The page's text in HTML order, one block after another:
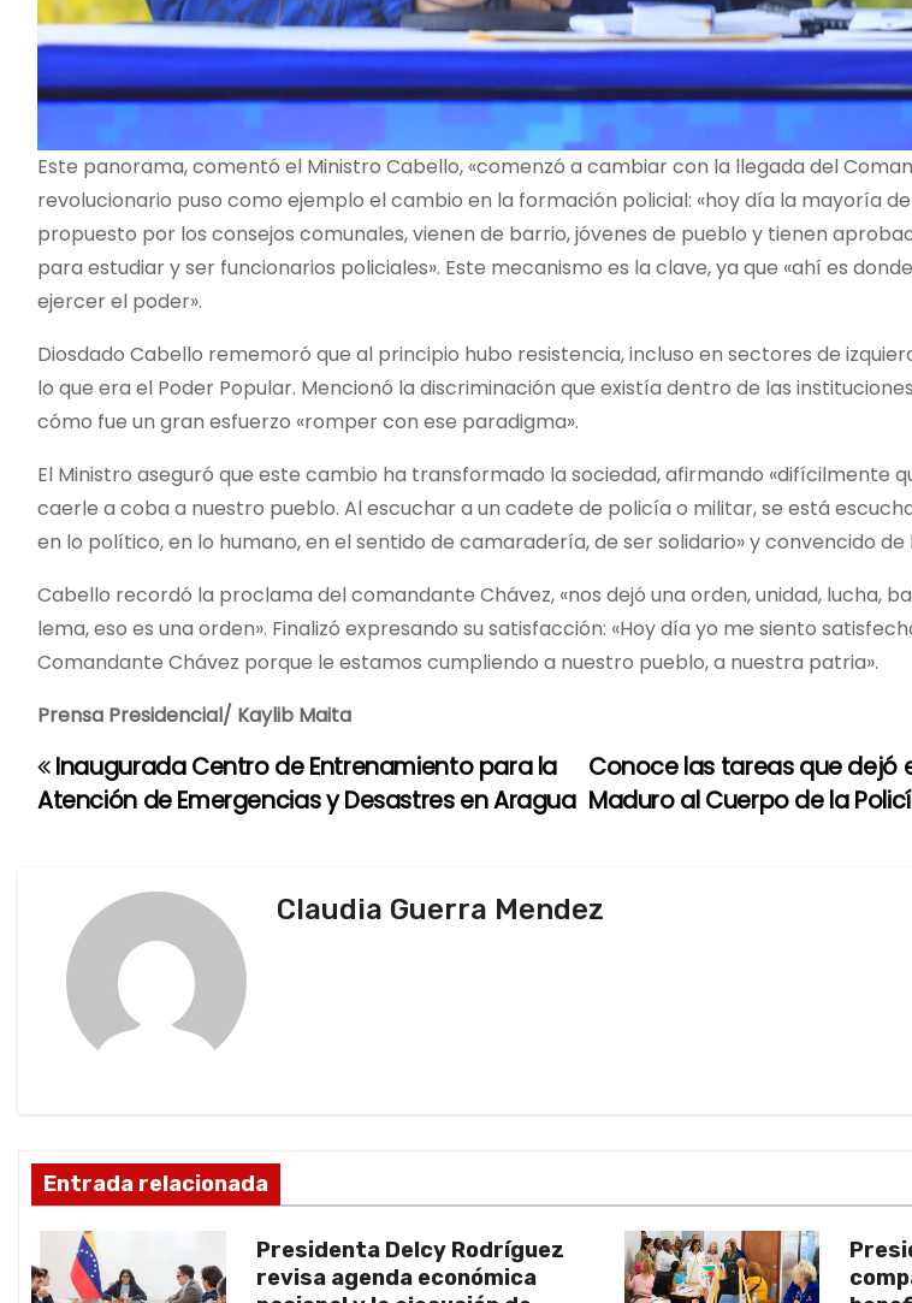
Este panorama, comentó el Ministro Cabello, «comenzó a cambiar con la llegada del
revolucionario puso como ejemplo el cambio en la formación policial: «hoy día la mayoría
propuesto por los consejos comunales, vienen de barrio, jóvenes de pueblo y tienen
para estudiar y ser funcionarios policiales». Este mecanismo es la clave, ya que «ahí es
ejercer el poder».
Diosdado Cabello rememoró que al principio hubo resistencia, incluso en sectores de
lo que era el Poder Popular. Mencionó la discriminación que existía dentro de las
cómo fue un gran esfuerzo «romper con ese paradigma».
El Ministro aseguró que este cambio ha transformado la sociedad, afirmando «difícilmente
caerle a coba a nuestro pueblo. Al escuchar a un cadete de policía o militar, se está
en lo político, en lo humano, en el sentido de camaradería, de ser solidario» y convencido de
Cabello recordó la proclama del comandante Chávez, «nos dejó una orden, unidad, lucha,
lema, eso es una orden». Finalizó expresando su satisfacción: «Hoy día yo me siento
Comandante Chávez porque le estamos cumpliendo a nuestro pueblo, a nuestra patria».
Prensa Presidencial/ Kaylib Maita
N
ó
n
d
Conoce las tareas que dejó
Maduro al Cuerpo de la
Inaugurada Centro de Entrenamiento para la
Atención de Emergencias y Desastres en Aragua
Claudia Guerra Mendez
Entrada relacionada
Presidenta Delcy Rodríguez
revisa agenda económica